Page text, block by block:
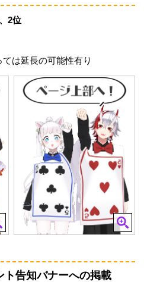
2位
は延長の可能性有り
ト告知バナーへの掲載